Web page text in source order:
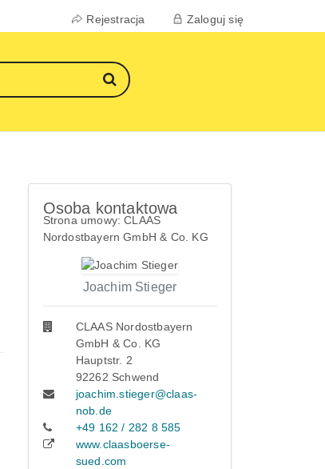
Rejestracja Zaloguj się
Osoba kontaktowa
Strona umowy: CLAAS
Nordostbayern GmbH & Co. KG
Joachim Stieger
CLAAS Nordostbayern
GmbH & Co. KG
Hauptstr. 2
92262 Schwend
joachim.stieger@claas-
nob.de
+49 162 / 282 8 585
www.claasboerse-
sued.com